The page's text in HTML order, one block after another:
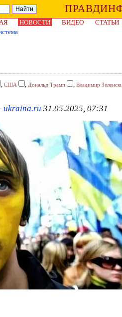
НОВОСТИ ВИДЕО СТАТЬИ
, США , Дональд Трамп , Владимир
ukraina.ru 31.05.2025, 07:31